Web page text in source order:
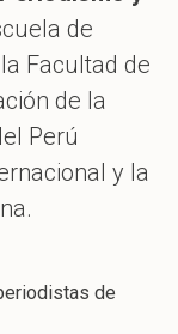
de
Facultad de
de la
Perú
y la
de